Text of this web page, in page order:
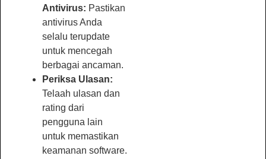
Antivirus: Pastikan
antivirus Anda
selalu terupdate
untuk mencegah
berbagai ancaman.
Periksa Ulasan:
Telaah ulasan dan
rating dari
pengguna lain
untuk memastikan
keamanan software.